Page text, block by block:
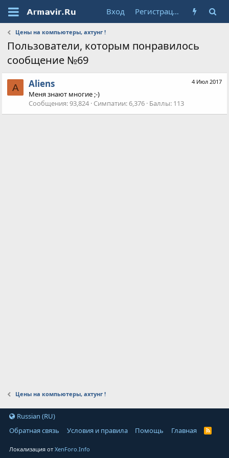
Вход Регистрация
Цены на компьютеры, ахтунг !
Пользователи, которым понравилось
сообщение №69
A
4 Июл 2017
Aliens
Меня знают многие ;-)
Сообщения 93,824 Симпатии 6,376 Баллы 113
Цены на компьютеры, ахтунг !
Russian (RU)
Обратная связь
Условия и правила Помощь Главная
Локализация отXenForo.Info